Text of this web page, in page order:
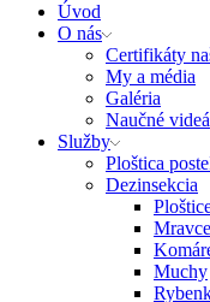
Úvod
O nás
Certifikáty
My a média
Galéria
Naučné videá
Služby
Ploštica
Dezinsekcia
Mravce
Muchy